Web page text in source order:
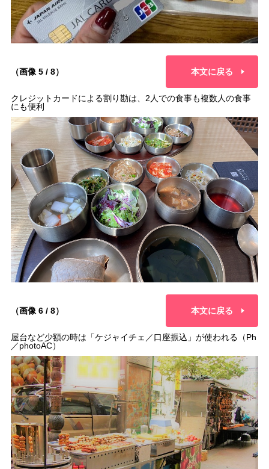
（画像 5 / 8） 本文に戻る
クレジットカードによる割り勘は、2人での食事も複数人の食事
にも便利
（画像 6 / 8） 本文に戻る
屋台など少額の時は「ケジャイチェ／口座振込」が使われる（Ph
／photoAC）